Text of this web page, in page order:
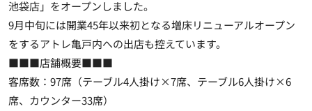
池袋店」をオープンしました。
9月中旬には開業45年以来初となる増床リニューアルオープン
をするアトレ亀戸内への出店も控えています。
■■■店舗概要■■■
客席数：97席（テーブル4人掛け×7席、テーブル6人掛け×6
席、カウンター33席）